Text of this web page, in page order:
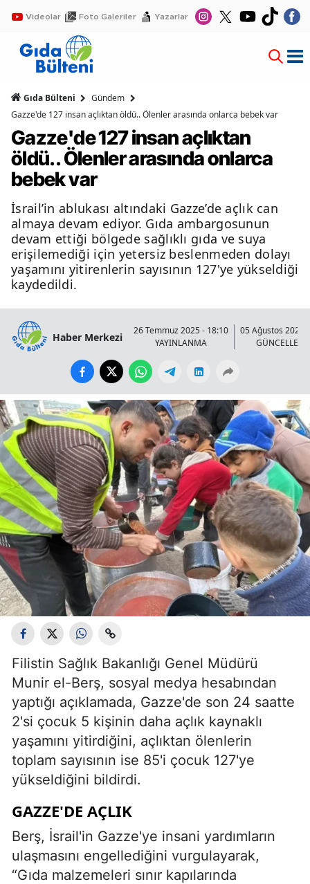
Videolar Foto Galeriler Yazarlar
Gıda Bülteni
Gündem
Gazze'de 127 insan açlıktan öldü.. Ölenler arasında onlarca bebek var
Gazze'de 127 insan açlıktan
öldü.. Ölenler arasında onlarca
bebek var
İsrail’in ablukası altındaki Gazze’de açlık can
almaya devam ediyor. Gıda ambargosunun
devam ettiği bölgede sağlıklı gıda ve suya
erişilemediği için yetersiz beslenmeden dolayı
yaşamını yitirenlerin sayısının 127'ye yükseldiği
kaydedildi.
Haber Merkezi
26 Temmuz 2025 - 18:10
YAYINLANMA
05 Ağustos 2025
Filistin Sağlık Bakanlığı Genel Müdürü
Munir el-Berş, sosyal medya hesabından
yaptığı açıklamada, Gazze'de son 24 saatte
2'si çocuk 5 kişinin daha açlık kaynaklı
yaşamını yitirdiğini, açlıktan ölenlerin
toplam sayısının ise 85'i çocuk 127'ye
yükseldiğini bildirdi.
GAZZE'DE AÇLIK
Berş, İsrail'in Gazze'ye insani yardımların
ulaşmasını engellediğini vurgulayarak,
“Gıda malzemeleri sınır kapılarında